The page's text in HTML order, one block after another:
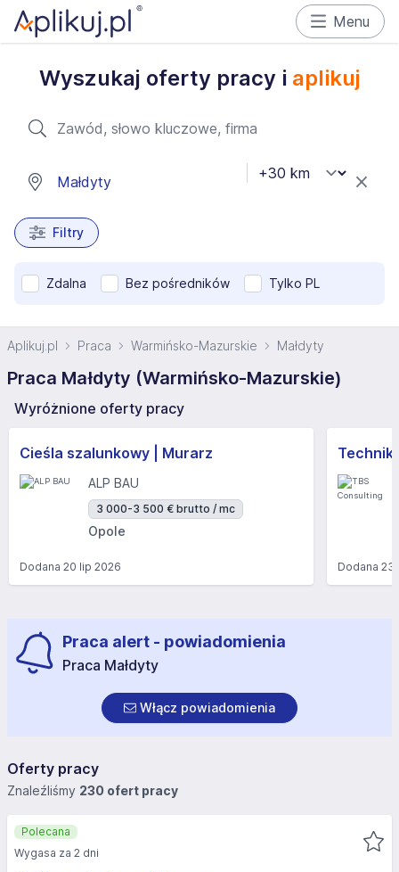
Menu
Wyszukaj oferty pracy i aplikuj
Filtry
Zdalna Bez pośredników Tylko PL
Aplikuj.pl Praca Warmińsko-Mazurskie Małdyty
Praca Małdyty (Warmińsko-Mazurskie)
Wyróżnione oferty pracy
Cieśla szalunkowy | Murarz
ALP BAU
3 000-3 500 € brutto / mc
Opole
Dodana 20 lip 2026 Dodana23
Praca alert - powiadomienia
Praca Małdyty
Włącz powiadomienia
Oferty pracy
Znaleźliśmy 230 ofert pracy
Polecana
Wygasa za 2 dni